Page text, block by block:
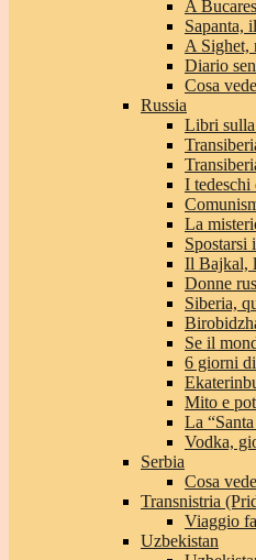
A
Sapanta,
A Sighet,
Diario
Cosa
Russia
Libri
I tedeschi
La
Spostarsi
Il Bajkal,
Donne
Siberia,
Se il
6 giorni
Mito e
La
Vodka,
Serbia
Cosa
Transnistria
Viaggio
Uzbekistan